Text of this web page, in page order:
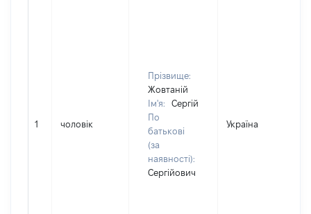
1 чоловік
Прізвище:
Жовтаній
Ім'я:
Сергій
По
батькові
(за
наявності):
Сергійович
Україна